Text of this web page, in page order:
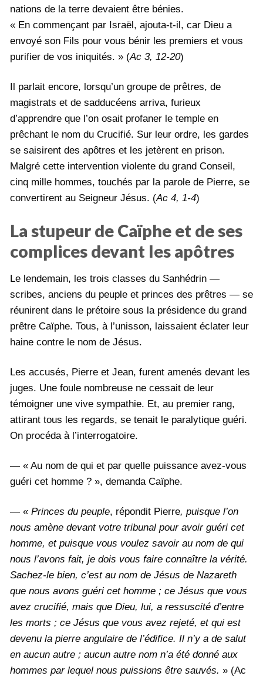
nations de la terre devaient être bénies.
« En commençant par Israël, ajouta-t-il, car Dieu a
envoyé son Fils pour vous bénir les premiers et vous
purifier de vos iniquités. » (Ac 3, 12-20)
Il parlait encore, lorsqu’un groupe de prêtres, de
magistrats et de sadducéens arriva, furieux
d’apprendre que l’on osait profaner le temple en
prêchant le nom du Crucifié. Sur leur ordre, les gardes
se saisirent des apôtres et les jetèrent en prison.
Malgré cette intervention violente du grand Conseil,
cinq mille hommes, touchés par la parole de Pierre, se
convertirent au Seigneur Jésus. (Ac 4, 1-4)
La stupeur de Caïphe et de ses
complices devant les apôtres
Le lendemain, les trois classes du Sanhédrin —
scribes, anciens du peuple et princes des prêtres — se
réunirent dans le prétoire sous la présidence du grand
prêtre Caïphe. Tous, à l’unisson, laissaient éclater leur
haine contre le nom de Jésus.
Les accusés, Pierre et Jean, furent amenés devant les
juges. Une foule nombreuse ne cessait de leur
témoigner une vive sympathie. Et, au premier rang,
attirant tous les regards, se tenait le paralytique guéri.
On procéda à l’interrogatoire.
— « Au nom de qui et par quelle puissance avez-vous
guéri cet homme ? », demanda Caïphe.
— « Princes du peuple, répondit Pierre, puisque l’on
nous amène devant votre tribunal pour avoir guéri cet
homme, et puisque vous voulez savoir au nom de qui
nous l’avons fait, je dois vous faire connaître la vérité.
Sachez-le bien, c’est au nom de Jésus de Nazareth
que nous avons guéri cet homme ; ce Jésus que vous
avez crucifié, mais que Dieu, lui, a ressuscité d’entre
les morts ; ce Jésus que vous avez rejeté, et qui est
devenu la pierre angulaire de l’édifice. Il n’y a de salut
en aucun autre ; aucun autre nom n’a été donné aux
hommes par lequel nous puissions être sauvés. » (Ac